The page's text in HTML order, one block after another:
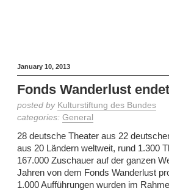
January 10, 2013
Fonds Wanderlust
posted by Kulturstiftung des Bundes
categories: General
28 deutsche Theater aus 22
aus 20 Ländern weltweit, rund 1.300
167.000 Zuschauer auf der ganzen
Jahren von dem Fonds Wanderlust
1.000 Aufführungen wurden im